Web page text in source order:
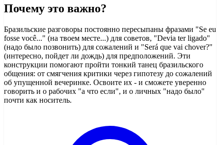
Почему это важно?
Бразильские разговоры постоянно пересыпаны фразами "Se eu
fosse você..." (на твоем месте...) для советов, "Devia ter ligado"
(надо было позвонить) для сожалений и "Será que vai chover?"
(интересно, пойдет ли дождь) для предположений. Эти
конструкции помогают пройти тонкий танец бразильского
общения: от смягчения критики через гипотезу до сожалений
об упущенной вечеринке. Освоите их - и сможете уверенно
говорить и о рабочих "а что если", и о личных "надо было"
почти как носитель.